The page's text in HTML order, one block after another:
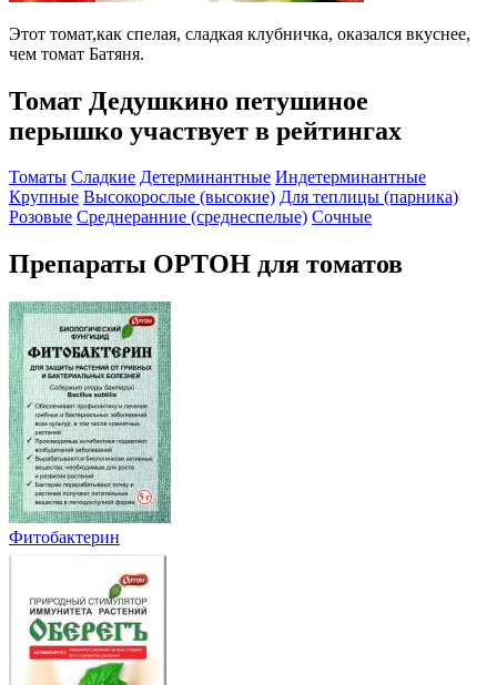
Этот томат,как спелая, сладкая клубничка, оказался вкуснее,
чем томат Батяня.
Томат Дедушкино петушиное
перышко участвует в рейтингах
Томаты Сладкие Детерминантные Индетерминантные
Крупные Высокорослые (высокие) Для теплицы (парника)
Розовые Среднеранние (среднеспелые) Сочные
Препараты ОРТОН для томатов
Фитобактерин